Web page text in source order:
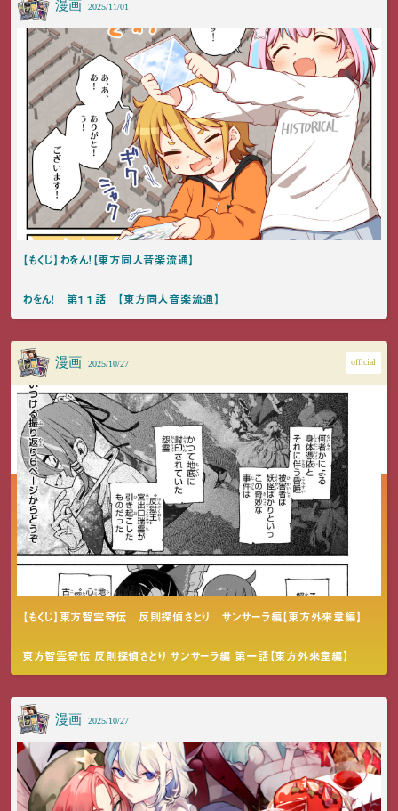
漫画 2025/11/01
【もくじ】わをん！【東方同人音楽流通】
わをん！ 第１１話 【東方同人音楽流通】
漫画 2025/10/27 official
【もくじ】東方智霊奇伝 反則探偵さとり サンサーラ編【東方外來韋編】
東方智霊奇伝 反則探偵さとり サンサーラ編 第一話【東方外來韋編】
漫画 2025/10/27